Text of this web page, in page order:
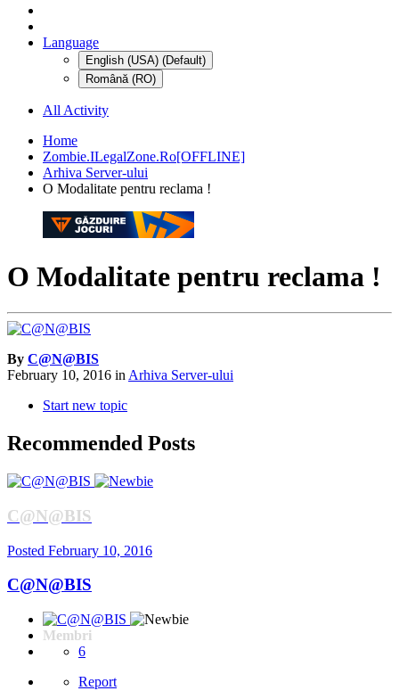
Language
English (USA) (Default)
Română (RO)
All Activity
Home
Zombie.ILegalZone.Ro[OFFLINE]
Arhiva Server-ului
O Modalitate pentru reclama !
O Modalitate pentru reclama !
By C@N@BIS
February 10, 2016 inArhiva Server-ului
Start new topic
Recommended Posts
C@N@BIS
Posted February 10, 2016
C@N@BIS
Membri
6
Report